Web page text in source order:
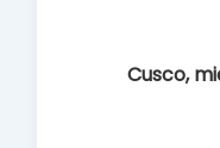
Cusco,